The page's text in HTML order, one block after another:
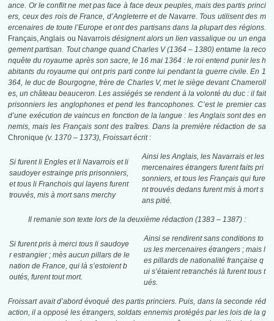
ance. Or le conflit ne met pas face à face deux peuples, mais des partis princi
ers, ceux des rois de France, d’Angleterre et de Navarre. Tous utilisent des m
ercenaires de toute l’Europe et ont des partisans dans la plupart des régions.
Français, Anglais ou Navarroisdésignent alors un lien vassalique ou un enga
gement partisan. Tout change quand Charles V (1364 – 1380) entame la reco
nquête du royaume après son sacre, le 16 mai 1364 : le roi entend punir les h
abitants du royaume qui ont pris parti contre lui pendant la guerre civile. En 1
364, le duc de Bourgogne, frère de Charles V, met le siège devant Chameroll
es, un château beauceron. Les assiégés se rendent à la volonté du duc : il fait
prisonniers les anglophones et pend les francophones. C’est le premier cas
d’une exécution de vaincus en fonction de la langue : les Anglais sont des en
nemis, mais les Français sont des traîtres. Dans la première rédaction de sa
Chronique(v. 1370 – 1373), Froissart écrit :
Si furent li Engles et li Navarrois et li
saudoyer estrainge pris prisonniers,
et tous li Franchois qui layens furent
trouvés, mis à mort sans merchy
Ainsi les Anglais, les Navarrais et les
mercenaires étrangers furent faits pri
sonniers, et tous les Français qui fure
nt trouvés dedans furent mis à mort s
ans pitié.
Il remanie son texte lors de la deuxième rédaction (1383 – 1387) :
Si furent pris à merci tous li saudoye
r estrangier ; mès aucun pillars de le
nation de France, qui là s’estoient b
outés, furent tout mort.
Ainsi se rendirent sans conditions to
us les mercenaires étrangers ; mais l
es pillards de nationalité française q
ui s’étaient retranchés là furent tous t
ués.
Froissart avait d’abord évoqué des partis princiers. Puis, dans la seconde réd
action, il a opposé les étrangers, soldats ennemis protégés par les lois de la g